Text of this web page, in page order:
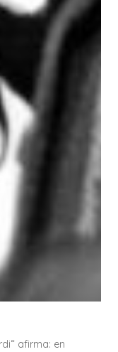
afirma: en